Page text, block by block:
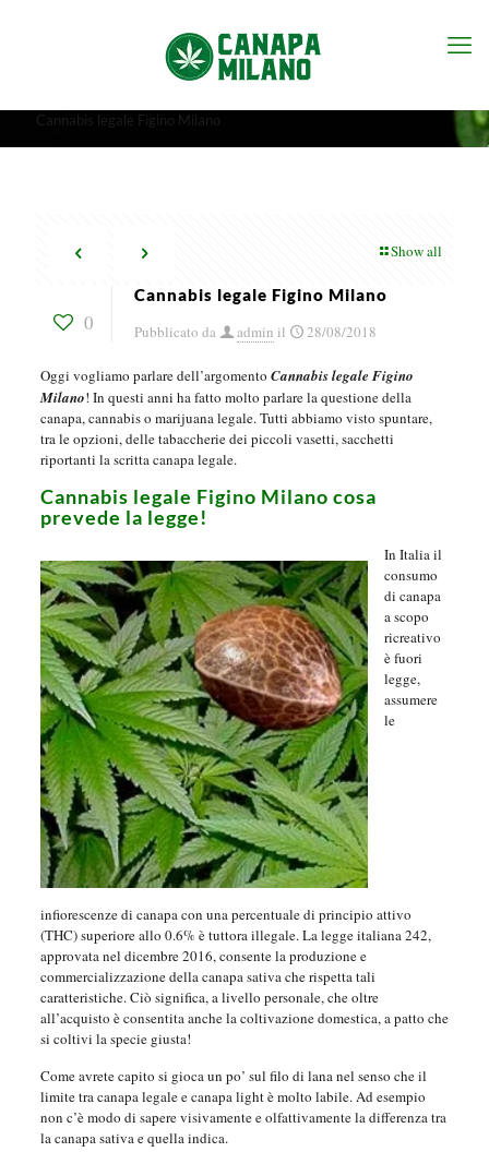
Cannabis legale Figino Milano
Show all
0
Cannabis legale Figino Milano
Pubblicato da
admin il 28/08/2018
Oggi vogliamo parlare dell’argomento Cannabis legale Figino
Milano! In questi anni ha fatto molto parlare la questione della
canapa, cannabis o marijuana legale. Tutti abbiamo visto spuntare,
tra le opzioni, delle tabaccherie dei piccoli vasetti, sacchetti
riportanti la scritta canapa legale.
Cannabis legale Figino Milano cosa
prevede la legge!
In Italia il
consumo
di canapa
a scopo
ricreativo
è fuori
legge,
assumere
le
infiorescenze di canapa con una percentuale di principio attivo
(THC) superiore allo 0.6% è tuttora illegale. La legge italiana 242,
approvata nel dicembre 2016, consente la produzione e
commercializzazione della canapa sativa che rispetta tali
caratteristiche. Ciò significa, a livello personale, che oltre
all’acquisto è consentita anche la coltivazione domestica, a patto che
si coltivi la specie giusta!
Come avrete capito si gioca un po’ sul filo di lana nel senso che il
limite tra canapa legale e canapa light è molto labile. Ad esempio
non c’è modo di sapere visivamente e olfattivamente la differenza tra
la canapa sativa e quella indica.